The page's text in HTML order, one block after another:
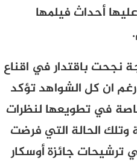
أحداث فيلمها
نجحت باقتدار في اقناع
ان كل الشواهد تؤكد
في تطويعها لنظرات
وتلك الحالة التي فرضت
ترشيحات جائزة أوسكار